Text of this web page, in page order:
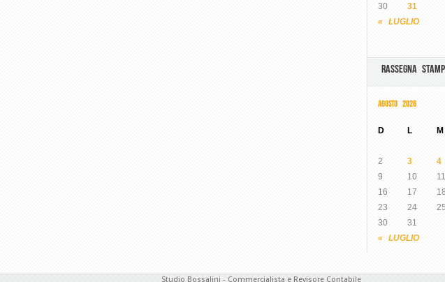
« LUGLIO
30
31
RASSEGNA
AGOSTO 2026
D L M
« LUGLIO
2
3 4
9
10 11
16
17 18
23
24 25
30
31
Studio Bossalini - Commercialista e Revisore Contabile